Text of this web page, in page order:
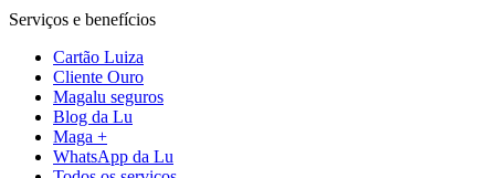
Serviços e benefícios
Cartão Luiza
Cliente Ouro
Magalu seguros
Blog da Lu
Maga +
WhatsApp da Lu